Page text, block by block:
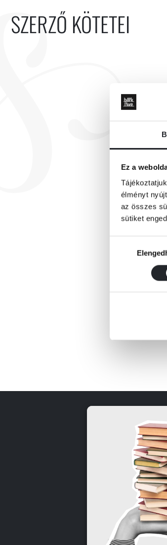
Ez a
élményt
az összes
sütiket
kiválasztása
SZERZŐ KÖTETEI